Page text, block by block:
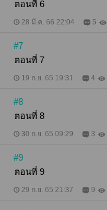
ตอนที่ 6
28 มี.ค. 66 22:04 5
#7
ตอนที่ 7
19 ก.ย. 65 19:31 4
#8
ตอนที่ 8
30 ก.ย. 65 09:29 3
#9
ตอนที่ 9
29 ก.ย. 65 21:37 9